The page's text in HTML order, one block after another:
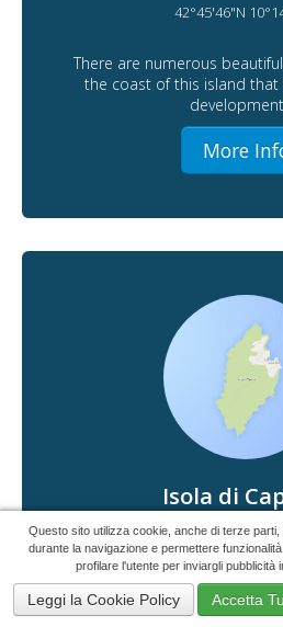
42°45'46"N
There are numerous
the coast of this island that
More
Isola di
43°03'00"N
Capraia is the less
archipelago and is the one
of its original
Questo sito utilizza cookie, anche di terze
durante la navigazione e permettere
profilare l'utente per inviargli pubblicità
Leggi la Cookie Policy Accetta